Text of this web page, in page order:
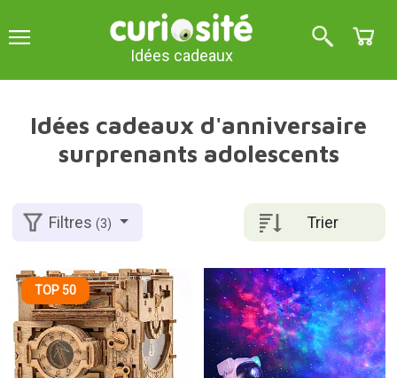
Idées cadeaux
Idées cadeaux d'anniversaire
surprenants adolescents
Trier
Filtres(3)
TOP 50